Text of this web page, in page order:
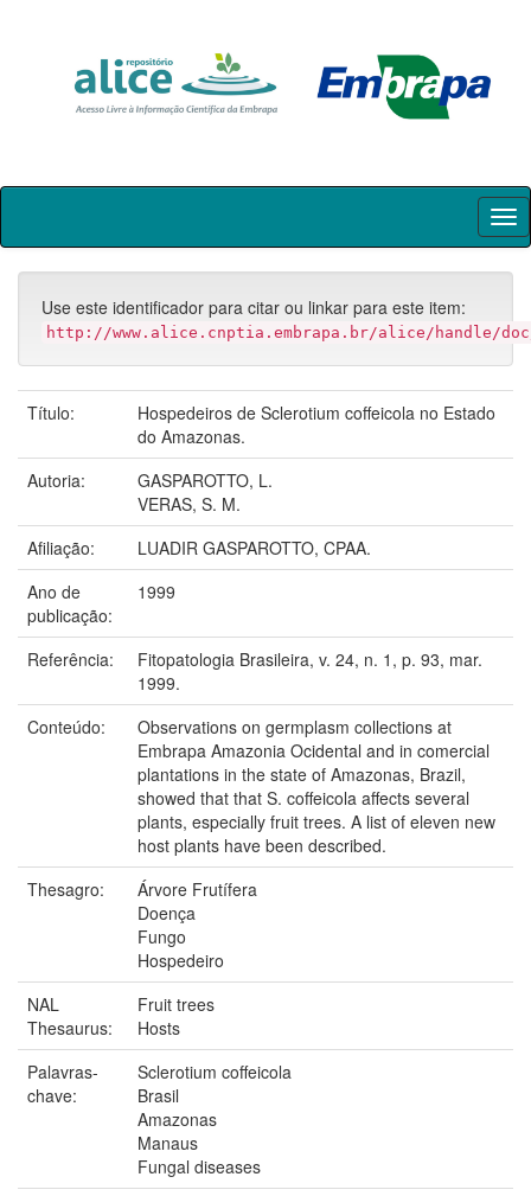
Skip
Use este identificador para citar ou linkar para este item:
http://www.alice.cnptia.embrapa.br/alice/handle/
Título:
Hospedeiros de Sclerotium coffeicola no Estado
do Amazonas.
Autoria:
GASPAROTTO, L.
VERAS, S. M.
Afiliação:
LUADIR GASPAROTTO, CPAA.
Ano de
publicação:
1999
Referência:
Fitopatologia Brasileira, v. 24, n. 1, p. 93, mar.
1999.
Conteúdo:
Observations on germplasm collections at
Embrapa Amazonia Ocidental and in comercial
plantations in the state of Amazonas, Brazil,
showed that that S. coffeicola affects several
plants, especially fruit trees. A list of eleven new
host plants have been described.
Thesagro:
Árvore Frutífera
Doença
Fungo
Hospedeiro
NAL
Thesaurus:
Fruit trees
Hosts
Palavras-
chave:
Sclerotium coffeicola
Brasil
Amazonas
Manaus
Fungal diseases